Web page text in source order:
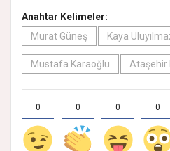
Anahtar Kelimeler:
Murat Güneş
Kaya
Mustafa Karaoğlu Ataşehir
0 0 0 0